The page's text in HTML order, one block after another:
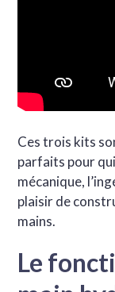
Ces trois kits
parfaits pour
mécanique,
plaisir de
mains.
Le